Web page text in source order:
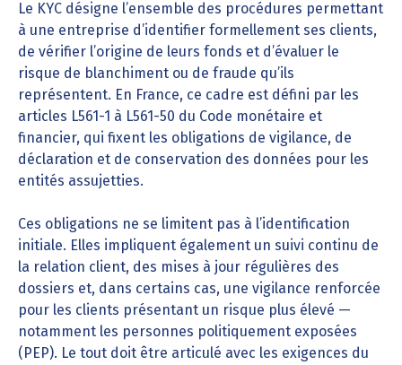
Le KYC désigne l’ensemble des procédures permettant
à une entreprise d’identifier formellement ses clients,
de vérifier l’origine de leurs fonds et d’évaluer le
risque de blanchiment ou de fraude qu’ils
représentent. En France, ce cadre est défini par les
articles L561-1 à L561-50 du Code monétaire et
financier, qui fixent les obligations de vigilance, de
déclaration et de conservation des données pour les
entités assujetties.
Ces obligations ne se limitent pas à l’identification
initiale. Elles impliquent également un suivi continu de
la relation client, des mises à jour régulières des
dossiers et, dans certains cas, une vigilance renforcée
pour les clients présentant un risque plus élevé —
notamment les personnes politiquement exposées
(PEP). Le tout doit être articulé avec les exigences du